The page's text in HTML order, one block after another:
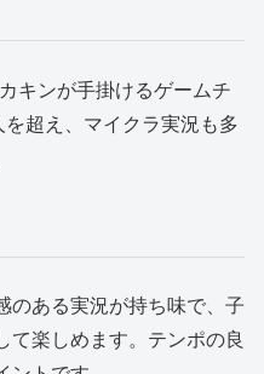
キンが手掛けるゲームチ
超え、マイクラ実況も多
のある実況が持ち味で、子
て楽しめます。テンポの良